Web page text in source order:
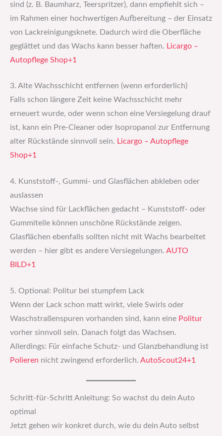
sind (z. B. Baumharz, Teer­spritzer), dann empfiehlt sich –
im Rahmen einer hochwertigen Aufbereitung – der Einsatz
von Lack­reinigungsknete. Dadurch wird die Oberfläche
geglättet und das Wachs kann besser haften. Licargo –
Autopflege Shop+1
3. Alte Wachsschicht entfernen (wenn erforderlich)
Falls schon längere Zeit keine Wachsschicht mehr
erneuert wurde, oder wenn schon eine Versiegelung drauf
ist, kann ein Pre-Cleaner oder Isopropanol zur Entfernung
alter Rückstände sinnvoll sein. Licargo – Autopflege
Shop+1
4. Kunststoff-, Gummi- und Glasflächen abkleben oder
auslassen
Wachse sind für Lackflächen gedacht – Kunststoff- oder
Gummiteile können unschöne Rückstände zeigen.
Glasflächen ebenfalls sollten nicht mit Wachs bearbeitet
werden – hier gibt es andere Versiegelungen. AUTO
BILD+1
5. Optional: Politur bei stumpfem Lack
Wenn der Lack schon matt wirkt, viele Swirls oder
Waschstraßen­spuren vorhanden sind, kann eine Politur
vorher sinnvoll sein. Danach folgt das Wachsen.
Allerdings: Für einfache Schutz- und Glanzbehandlung ist
Polieren nicht zwingend erforderlich. AutoScout24+1
Schritt-für-Schritt Anleitung: So wachst du dein Auto
optimal
Jetzt gehen wir konkret durch, wie du dein Auto selbst